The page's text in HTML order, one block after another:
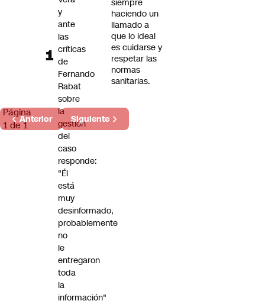
siempre
haciendo un
llamado a
que lo ideal
es cuidarse y
respetar las
normas
sanitarias.
Página
1 de 1
Anterior Siguiente
y
ante
las
críticas
de
Fernando
Rabat
sobre
la
gestión
del
caso
responde:
"Él
está
muy
desinformado,
probablemente
no
le
entregaron
toda
la
información"